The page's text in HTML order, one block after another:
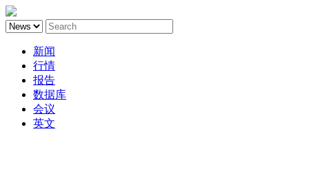
新闻
行情
报告
数据库
会议
英文